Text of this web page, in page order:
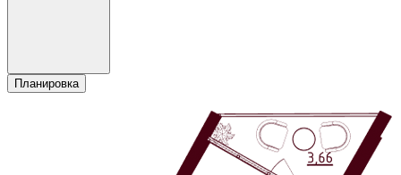
Планировка